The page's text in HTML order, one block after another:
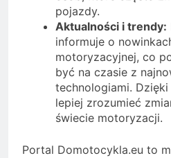
pojazdy.
Aktualności i trendy:
informuje o
motoryzacyjnej, co
być na czasie z
technologiami.
lepiej zrozumieć
świecie motoryzacji.
Portal Domotocykla.eu to